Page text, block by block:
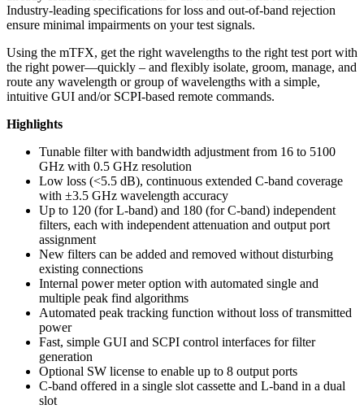
Industry-leading specifications for loss and out-of-band rejection
ensure minimal impairments on your test signals.
Using the mTFX, get the right wavelengths to the right test port with
the right power—quickly – and flexibly isolate, groom, manage, and
route any wavelength or group of wavelengths with a simple,
intuitive GUI and/or SCPI-based remote commands.
Highlights
Tunable filter with bandwidth adjustment from 16 to 5100
GHz with 0.5 GHz resolution
Low loss (<5.5 dB), continuous extended C-band coverage
with ±3.5 GHz wavelength accuracy
Up to 120 (for L-band) and 180 (for C-band) independent
filters, each with independent attenuation and output port
assignment
New filters can be added and removed without disturbing
existing connections
Internal power meter option with automated single and
multiple peak find algorithms
Automated peak tracking function without loss of transmitted
power
Fast, simple GUI and SCPI control interfaces for filter
generation
Optional SW license to enable up to 8 output ports
C-band offered in a single slot cassette and L-band in a dual
slot